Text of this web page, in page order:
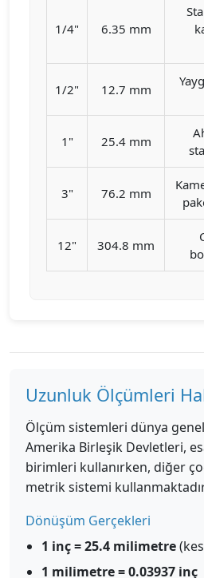
1/4" 6.35 mm
1/2" 12.7 mm
1" 25.4 mm
3" 76.2 mm
12" 304.8 mm
Uzunluk Ölçümleri
Ölçüm sistemleri dünya
Amerika Birleşik Devletleri,
birimleri kullanırken, diğer
metrik sistemi
Dönüşüm Gerçekleri
1 inç = 25.4 milimetre
1 milimetre = 0.03937 inç